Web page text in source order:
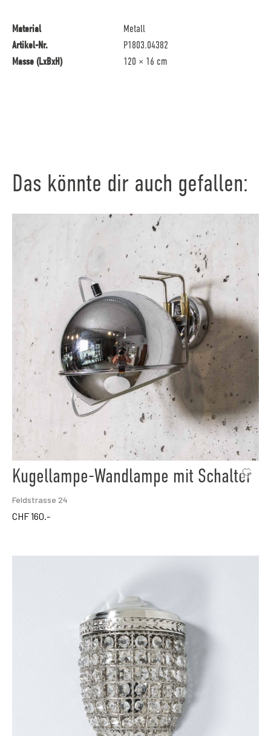
Material
Metall
Artikel-Nr.
P1803.04382
Masse (LxBxH)
120 × 16 cm
Das könnte dir auch gefallen:
Kugellampe-Wandlampe mit Schalter
Feldstrasse 24
CHF160.-